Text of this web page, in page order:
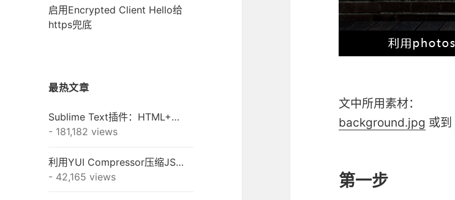
启用Encrypted Client Hello给
https兜底
最热文章
Sublime Text插件：HTML+CSS+JAVASCRIPT+JSON快速格式化
- 181,182 views
利用YUI Compressor压缩JS/CSS之终极秘籍
- 42,165 views
文中所用素材：
background.jpg 或到
第一步